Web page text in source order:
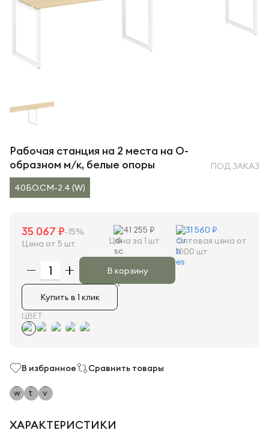
Рабочая станция на 2 места на О-
образном м/к, белые опоры
ПОД ЗАКАЗ
40БО.СМ-2.4 (W)
35 067 ₽-15%
Цена от 5 шт
41 255 ₽
Цена за 1 шт
31 560 ₽
Оптовая цена от
1000 шт
В корзину
Купить в 1 клик
ЦВЕТ
В избранное Сравнить товары
ХАРАКТЕРИСТИКИ